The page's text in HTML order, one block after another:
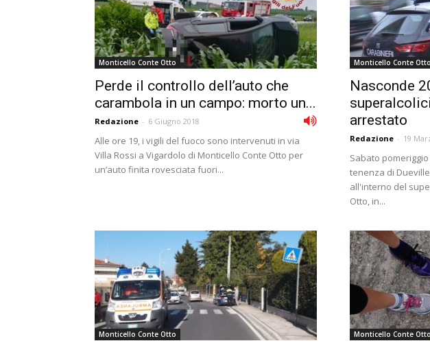
Monticello Conte Otto
Perde il controllo dell’auto che
carambola in un campo: morto un...
Redazione - 6 Giugno 2018
Alle ore 19, i vigili del fuoco sono intervenuti in via
Villa Rossi a Vigardolo di Monticello Conte Otto per
un’auto finita rovesciata fuori...
Monticello Conte Otto
Nasconde
arrestato
Redazione - 19
Sabato
tenenza di
all'interno del
Otto, in...
Monticello Conte Otto Monticello Conte Otto